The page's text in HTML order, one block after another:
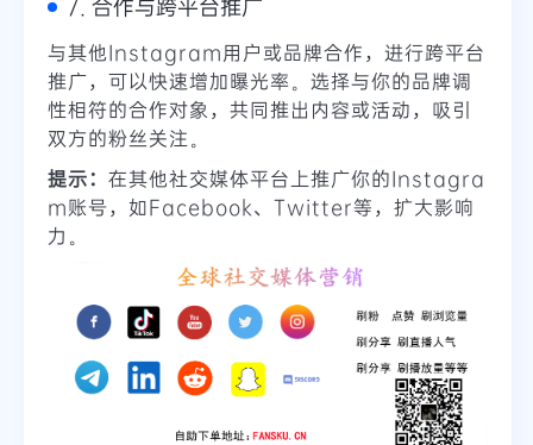
7. 合作与跨平台推广
与其他Instagram用户或品牌合作，进行跨平台
推广，可以快速增加曝光率。选择与你的品牌调
性相符的合作对象，共同推出内容或活动，吸引
双方的粉丝关注。
提示： 在其他社交媒体平台上推广你的Instagra
m账号，如Facebook、Twitter等，扩大影响
力。